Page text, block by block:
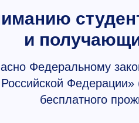
и
Федеральному
Федерации»
бесплатного